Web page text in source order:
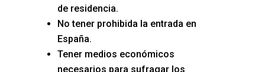
de residencia.
No tener prohibida la entrada en
España.
Tener medios económicos
necesarios para sufragar los